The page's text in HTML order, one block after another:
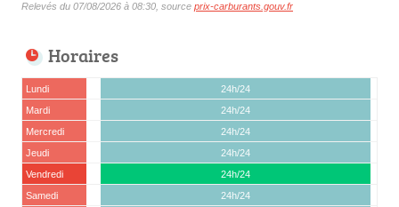
Relevés du 07/08/2026 à 08:30, source prix-carburants.gouv.fr
Horaires
Lundi
24h/24
Mardi
24h/24
Mercredi
24h/24
Jeudi
24h/24
Vendredi
24h/24
Samedi
24h/24